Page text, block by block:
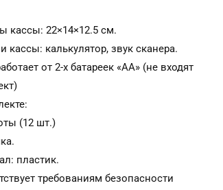
кассы: 22×14×12.5 см.
кассы: калькулятор, звук сканера.
от 2-х батареек «АА» (не входят
(12 шт.)
пластик.
требованиям безопасности